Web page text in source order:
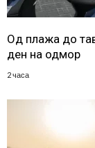
Од плажа до
ден на одмор
2 часа